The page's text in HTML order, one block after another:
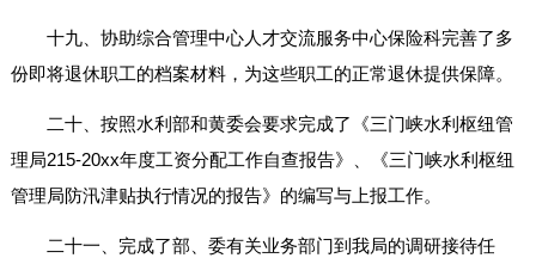
十九、协助综合管理中心人才交流服务中心保险科完善了多
份即将退休职工的档案材料，为这些职工的正常退休提供保障。
二十、按照水利部和黄委会要求完成了《三门峡水利枢纽管
理局215-20xx年度工资分配工作自查报告》、《三门峡水利枢纽
管理局防汛津贴执行情况的报告》的编写与上报工作。
二十一、完成了部、委有关业务部门到我局的调研接待任